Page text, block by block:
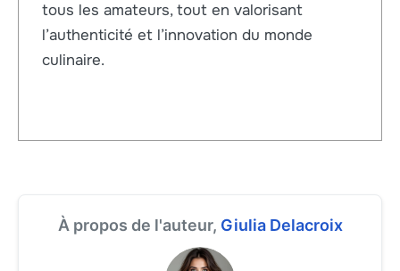
tous les amateurs, tout en valorisant
l’authenticité et l’innovation du monde
culinaire.
À propos de l'auteur, Giulia Delacroix